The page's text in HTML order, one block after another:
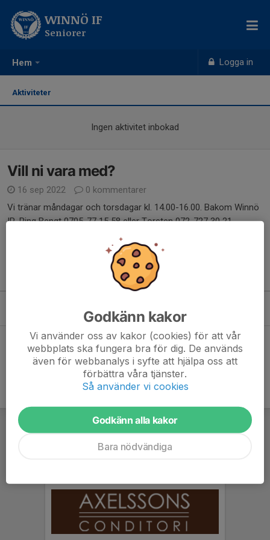
Hem Logga in
WINNÖ IF
Seniorer
Aktiviteter
Ingen aktivitet inbokad
Vill ni vara med?
16 sep 2022
0 kommentarer
Vi tränar måndagar och torsdagar kl. 14.00-16.00. Bakom Winnö
IP. Ring Bengt 0705-77 15 58 eller Torsten 072-727 30 21
Kommande aktiviteter
Winnö IP
Hela kalendern
Godkänn kakor
Vi använder oss av kakor (cookies) för att vår
webbplats ska fungera bra för dig. De används
även för webbanalys i syfte att hjälpa oss att
förbättra våra tjänster.
Så använder vi cookies
Godkänn alla kakor
Bara nödvändiga